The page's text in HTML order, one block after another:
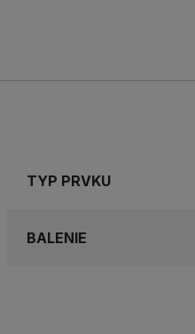
TYP PRVKU
BALENIE